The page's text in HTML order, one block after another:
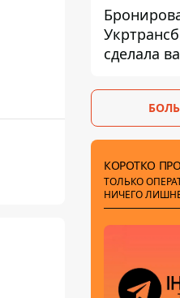
сделала
КОРОТКО
ТОЛЬКО
НИЧЕГО